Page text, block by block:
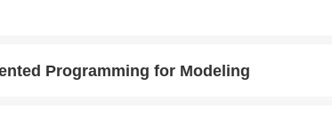
Programming for Modeling